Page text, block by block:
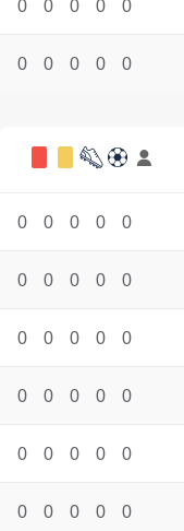
0
0
0
0
0
0
0
0
0
0
0
0
0
0
0
0
0
0
0
0
0
0
0
0
0
0
0
0
0
0
0
0
0
0
0
0
0
0
0
0